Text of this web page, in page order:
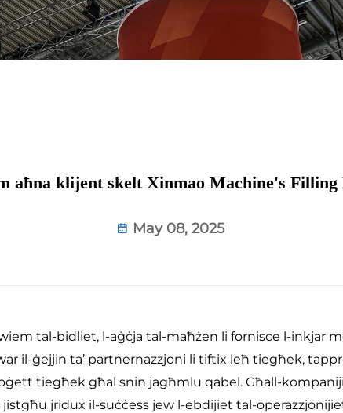
aħna klijent skelt Xinmao Machine's Filling
May 08, 2025
tal-bidliet, l-aġċja tal-maħżen li fornisce l-inkjar
il-ġejjin ta’ partnernazzjoni li tiftix leħ tiegħek,
tiegħek għal snin jagħmlu qabel. Għall-
jistgħu jridux il-suċċess jew l-ebdijiet tal-